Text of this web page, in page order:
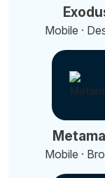
Mobile ·
Mobile ·